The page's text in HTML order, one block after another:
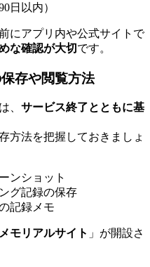
日以内）
にアプリ内や公式サイトで
な確認が大切です。
存や閲覧方法
、 サービス終了とともに基
方法を把握しておきましょ
ンショット
グ記録の保存
記録メモ
モリアルサイト 」が開設さ